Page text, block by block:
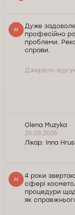
Дуже
професійно
проблеми.
справи.
Джерело
Olena Muzyka
25.03.2026
Лікар: Inna
4 роки
сфері
процедури
як